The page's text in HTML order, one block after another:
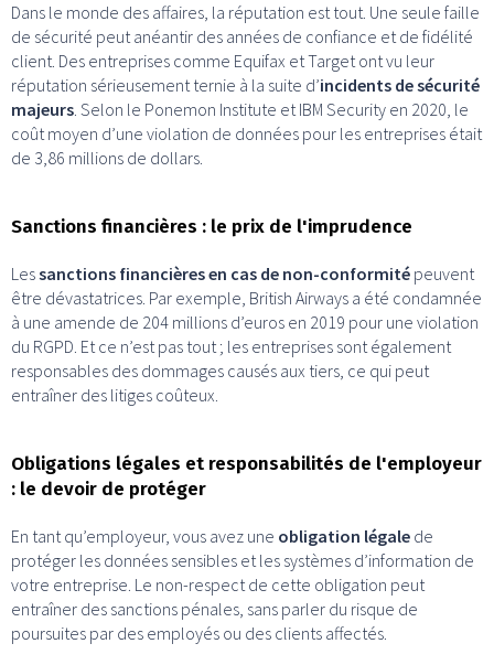
Dans le monde des affaires, la réputation est tout. Une seule faille
de sécurité peut anéantir des années de confiance et de fidélité
client. Des entreprises comme Equifax et Target ont vu leur
réputation sérieusement ternie à la suite d’incidents de sécurité
majeurs. Selon le Ponemon Institute et IBM Security en 2020, le
coût moyen d’une violation de données pour les entreprises était
de 3,86 millions de dollars.
Sanctions financières : le prix de l'imprudence
Lessanctions financières en cas de non-conformité peuvent
être dévastatrices. Par exemple, British Airways a été condamnée
à une amende de 204 millions d’euros en 2019 pour une violation
du RGPD. Et ce n’est pas tout ; les entreprises sont également
responsables des dommages causés aux tiers, ce qui peut
entraîner des litiges coûteux.
Obligations légales et responsabilités de l'employeur
: le devoir de protéger
En tant qu’employeur, vous avez une obligation légale de
protéger les données sensibles et les systèmes d’information de
votre entreprise. Le non-respect de cette obligation peut
entraîner des sanctions pénales, sans parler du risque de
poursuites par des employés ou des clients affectés.